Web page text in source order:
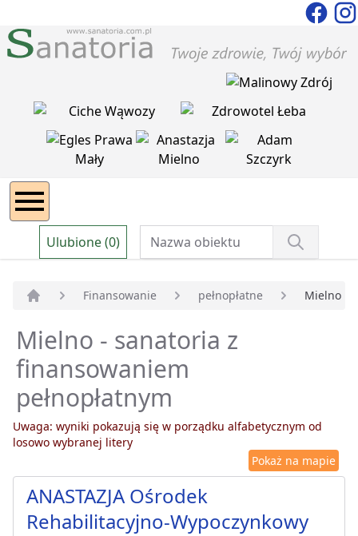
Ulubione (0)
Finansowanie pełnopłatne Mielno
Mielno - sanatoria z
finansowaniem
pełnopłatnym
Uwaga: wyniki pokazują się w porządku alfabetycznym od
losowo wybranej litery
Pokaż na mapie
ANASTAZJA Ośrodek
Rehabilitacyjno-Wypoczynkowy